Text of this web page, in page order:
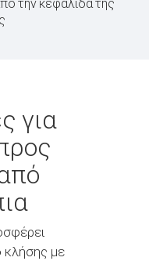
την κεφαλίδα της
για
κλήσης με